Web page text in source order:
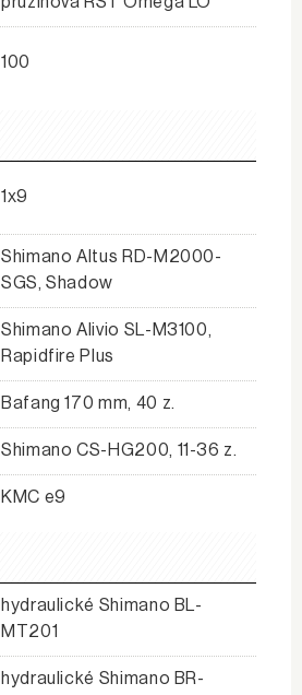
100
1x9
Shimano Altus RD-M2000-
SGS, Shadow
Shimano Alivio SL-M3100,
Rapidfire Plus
Bafang 170 mm, 40 z.
Shimano CS-HG200, 11-36 z.
KMC e9
hydraulické Shimano BL-
MT201
hydraulické Shimano BR-